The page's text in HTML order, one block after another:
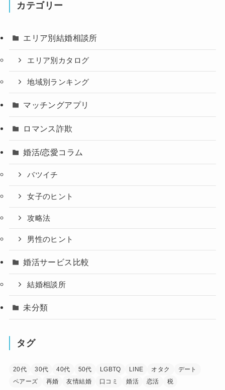
カテゴリー
エリア別結婚相談所
エリア別カタログ
地域別ランキング
マッチングアプリ
ロマンス詐欺
婚活/恋愛コラム
バツイチ
女子のヒント
攻略法
男性のヒント
婚活サービス比較
結婚相談所
未分類
タグ
20代 30代 40代 50代 LGBTQ LINE オタク
デート
ペアーズ
再婚 友情結婚 口コミ 婚活 恋活 税